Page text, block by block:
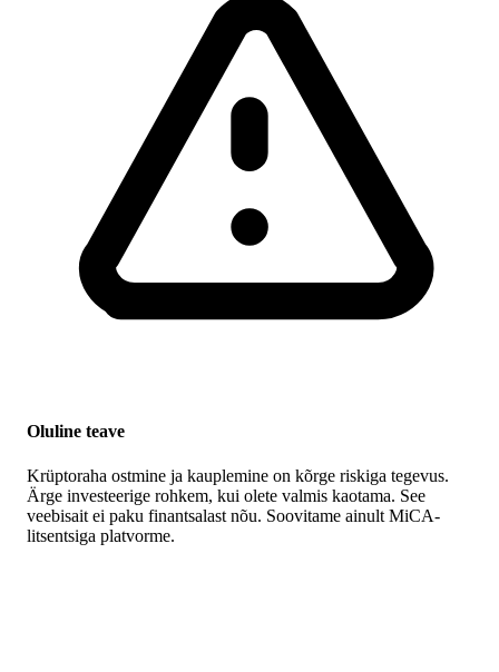
Oluline teave
Krüptoraha ostmine ja kauplemine on kõrge riskiga tegevus.
Ärge investeerige rohkem, kui olete valmis kaotama. See
veebisait ei paku finantsalast nõu. Soovitame ainult MiCA-
litsentsiga platvorme.